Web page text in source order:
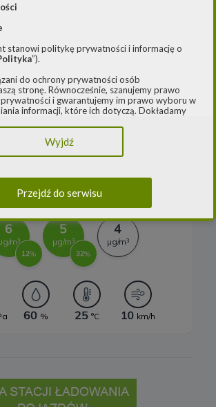
wodne
wiatrowa
energii
Begin -->
stanowi politykę prywatności i informację o
”).
do ochrony prywatności osób
stronę. Równocześnie, szanujemy prawo
i gwarantujemy im prawo wyboru w
informacji, które ich dotyczą. Dokładamy
rozporządzeniem Parlamentu
(UE) 2016/979 z dnia 27 kwietnia 2016 r. w
o ochronie danych osobowych („
przetwarzania danych osobowych,
jest Cleaner Energy spółka z ograniczoną
sp. k. z siedzibą w Warszawie, przy ul.
6, 03-932 Warszawa, wpisana do rejestru
dla m. st. Warszawy w Warszawie, XIII
Krajowego Rejestru Sądowego za numerem
REGON 382497533, NIP 1132992861
nami:
rodo@cleanerenergy.pl
Wyjdź
Przejdź do serwisu